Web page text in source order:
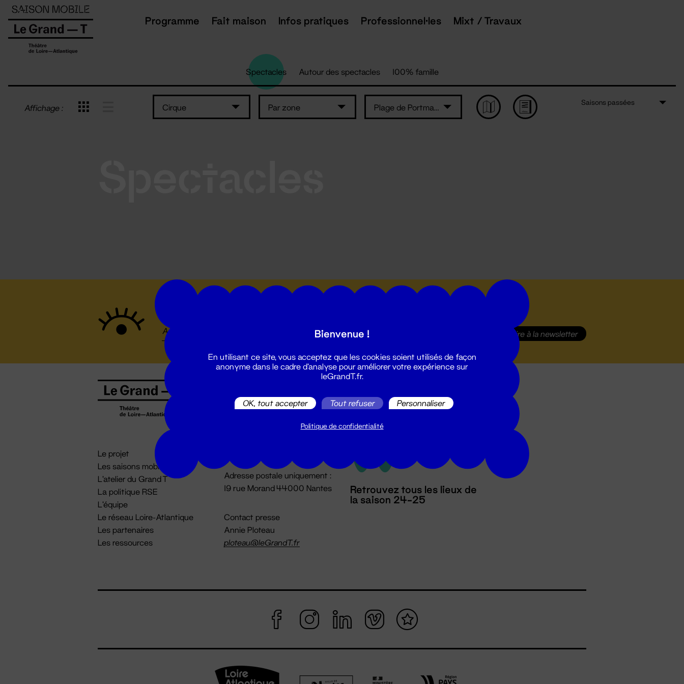
Programme Fait maison Infos pratiques Professionnel·les Mixt / Travaux
Spectacles Autour des spectacles 100% famille
Affichage : Cirque Par zone Plage de Portmain - Pornic
Saisons passées
S'inscrire à la newsletter
Le projet
Les saisons mobiles
L'atelier du Grand T
La politique RSE
L'équipe
Le réseau Loire-Atlantique
Les partenaires
Les ressources
02 51 88 25 25
billetterie@leGrandT.fr
Du lundi au vendredi 14h → 18h
Adresse postale uniquement :
19 rue Morand 44000 Nantes
Contact presse
Annie Ploteau
ploteau@leGrandT.fr
Retrouvez tous les lieux de
la saison 24-25
Panneau de gestion des cookies
Bienvenue !
En utilisant ce site, vous acceptez que les cookies soient utilisés de façon
anonyme dans le cadre d'analyse pour améliorer votre expérience sur
leGrandT.fr.
OK, tout accepter Tout refuser Personnaliser
Politique de confidentialité